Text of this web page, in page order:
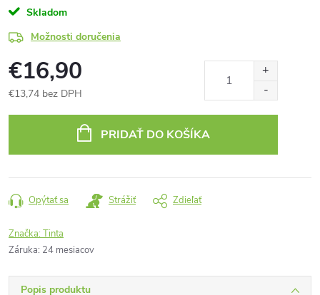
Skladom
Možnosti doručenia
€16,90
€13,74 bez DPH
PRIDAŤ DO KOŠÍKA
Opýtať sa Strážiť Zdieľať
Značka:Tinta
Záruka: 24 mesiacov
Popis produktu